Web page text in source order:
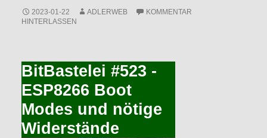
2023-01-22 ADLERWEB
KOMMENTAR
HINTERLASSEN
BitBastelei #523 -
ESP8266 Boot
Modes und nötige
Widerstände